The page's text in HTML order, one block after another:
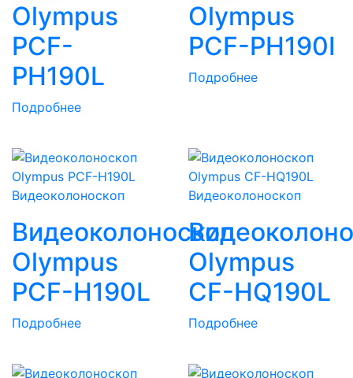
Olympus
PCF-
PH190L
Подробнее
Olympus
PCF-PH190I
Подробнее
Видеоколоноскоп
Видеоколоноскоп
Olympus
PCF-H190L
Подробнее
Видеоколоноскоп
Olympus
CF-HQ190L
Подробнее